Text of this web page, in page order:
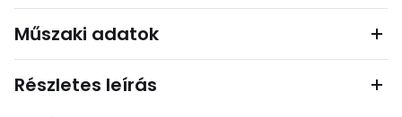
Műszaki adatok
Részletes leírás